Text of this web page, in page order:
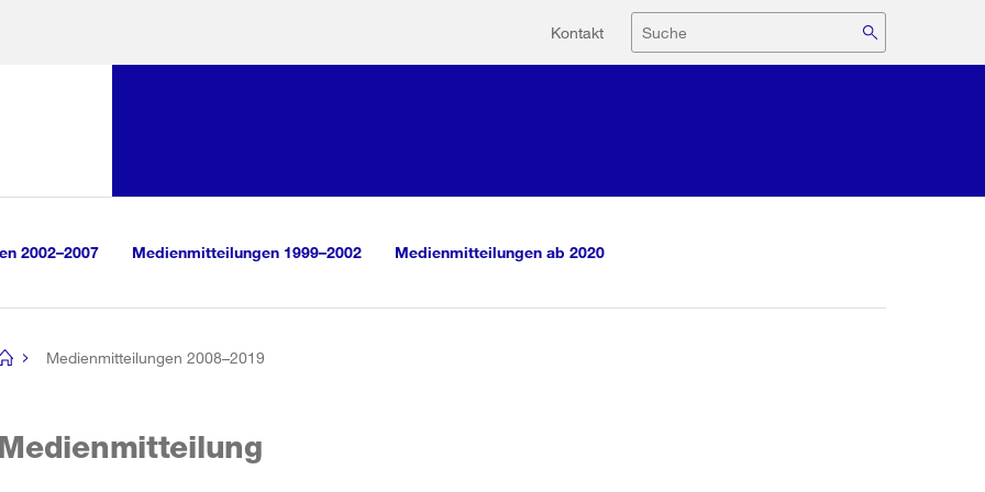
Hilfsnavigation
Kontakt Suche
2002–2007 Medienmitteilungen 1999–2002 Medienmitteilungen ab 2020
Medienmitteilungen 2008–2019